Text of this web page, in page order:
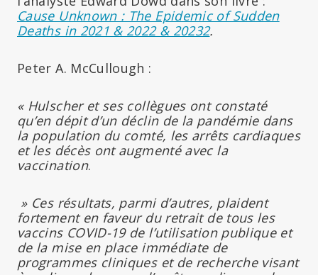
Cause Unknown : The Epidemic of Sudden
Deaths in 2021 & 2022 & 20232.
Peter A. McCullough :
« Hulscher et ses collègues ont constaté
qu’en dépit d’un déclin de la pandémie dans
la population du comté, les arrêts cardiaques
et les décès ont augmenté avec la
vaccination.
» Ces résultats, parmi d’autres, plaident
fortement en faveur du retrait de tous les
vaccins COVID-19 de l’utilisation publique et
de la mise en place immédiate de
programmes cliniques et de recherche visant